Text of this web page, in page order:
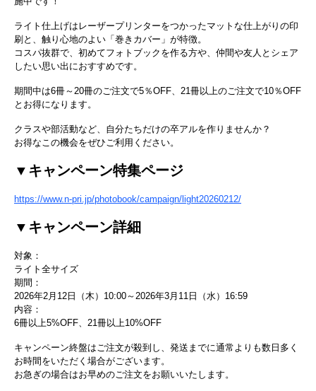
ライト仕上げはレーザープリンターをつかったマットな仕上がりの印
刷と、触り心地のよい「巻きカバー」が特徴。
コスパ抜群で、初めてフォトブックを作る方や、仲間や友人とシェア
したい思い出におすすめです。
期間中は6冊～20冊のご注文で5％OFF、21冊以上のご注文で10％OFF
とお得になります。
クラスや部活動など、自分たちだけの卒アルを作りませんか？
お得なこの機会をぜひご利用ください。
▼キャンペーン特集ページ
https://www.n-pri.jp/photobook/campaign/light20260212/
▼キャンペーン詳細
対象：
ライト全サイズ
期間：
2026年2月12日（木）10:00～2026年3月11日（水）16:59
内容：
6冊以上5%OFF、21冊以上10%OFF
キャンペーン終盤はご注文が殺到し、発送までに通常よりも数日多く
お時間をいただく場合がございます。
お急ぎの場合はお早めのご注文をお願いいたします。